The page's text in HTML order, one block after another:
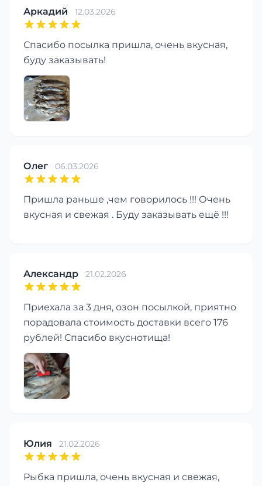
Аркадий 12.03.2026
Спасибо посылка пришла, очень вкусная,
буду заказывать!
Олег 06.03.2026
Пришла раньше ,чем говорилось !!! Очень
вкусная и свежая . Буду заказывать ещё !!!
Александр 21.02.2026
Приехала за 3 дня, озон посылкой, приятно
порадовала стоимость доставки всего 176
рублей! Спасибо вкуснотища!
Юлия 21.02.2026
Рыбка пришла, очень вкусная и свежая,